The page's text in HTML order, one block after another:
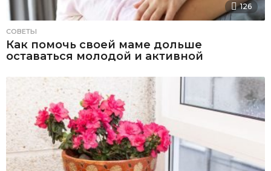
126
СОВЕТЫ
Как помочь своей маме дольше
оставаться молодой и активной